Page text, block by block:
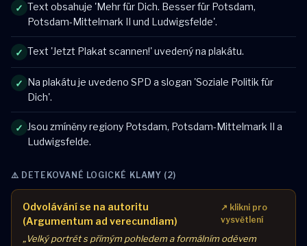
✓ Text obsahuje 'Mehr für Dich. Besser für Potsdam,
Potsdam-Mittelmark II und Ludwigsfelde'.
✓ Text 'Jetzt Plakat scannen!' uvedený na plakátu.
✓ Na plakátu je uvedeno SPD a slogan 'Soziale Politik für
Dich'.
✓ Jsou zmíněny regiony Potsdam, Potsdam-Mittelmark II a
Ludwigsfelde.
⚠️ DETEKOVANÉ LOGICKÉ KLAMY (2)
Odvolávání se na autoritu
(Argumentum ad verecundiam)
↗ klikni pro
vysvětlení
„Velký portrét s přímým pohledem a formálním oděvem